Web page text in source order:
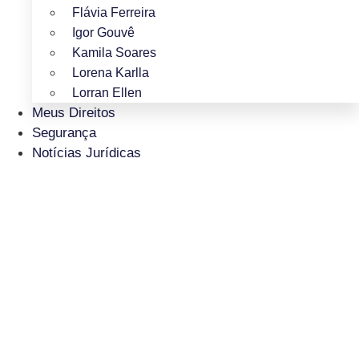
Flávia Ferreira
Igor Gouvê
Kamila Soares
Lorena Karlla
Lorran Ellen
Meus Direitos
Segurança
Notícias Jurídicas